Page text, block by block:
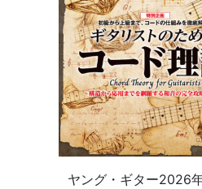
ヤング・ギター2026